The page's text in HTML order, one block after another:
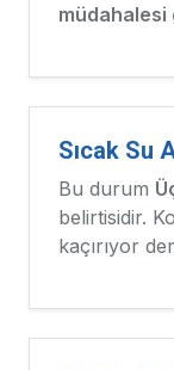
müdahalesi
Sıcak Su
Bu durum
belirtisidir.
kaçırıyor